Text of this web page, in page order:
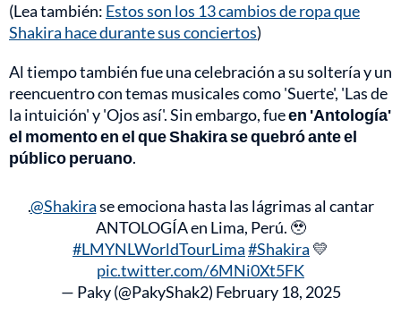
(Lea también: Estos son los 13 cambios de ropa que
Shakira hace durante sus conciertos)
Al tiempo también fue una celebración a su soltería y un
reencuentro con temas musicales como 'Suerte', 'Las de
la intuición' y 'Ojos así'. Sin embargo, fueen 'Antología'
el momento en el que Shakira se quebró ante el
público peruano.
.@Shakirase emociona hasta las lágrimas al cantar
ANTOLOGÍA en Lima, Perú. 🥹
#LMYNLWorldTourLima#Shakira 💛
pic.twitter.com/6MNi0Xt5FK
— Paky (@PakyShak2) February 18, 2025